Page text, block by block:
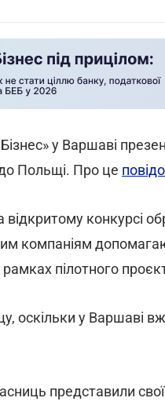
у Варшаві
Польщі. Про це
відкритому конкурсі
компаніям
пілотного
оскільки у Варшаві
представили